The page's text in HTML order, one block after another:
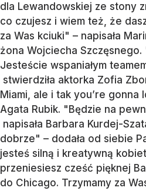
dla Lewandowskiej ze stony
co czujesz i wiem też, że
za Was kciuki" – napisała
żona Wojciecha Szczęsnego.
Jesteście wspaniałym
stwierdziła aktorka Zofia
Miami, ale i tak you’re gonna
Agata Rubik. "Będzie na
napisała Barbara Kurdej-
dobrze" – dodała od siebie
jesteś silną i kreatywną
przeniesiesz cześć pięknej
do Chicago. Trzymamy za